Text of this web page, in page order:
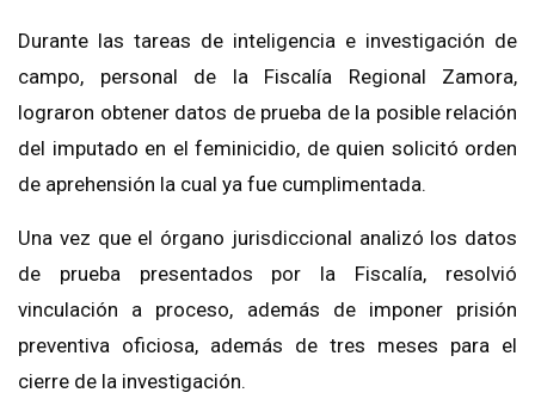
Durante las tareas de inteligencia e investigación de
campo, personal de la Fiscalía Regional Zamora,
lograron obtener datos de prueba de la posible relación
del imputado en el feminicidio, de quien solicitó orden
de aprehensión la cual ya fue cumplimentada.
Una vez que el órgano jurisdiccional analizó los datos
de prueba presentados por la Fiscalía, resolvió
vinculación a proceso, además de imponer prisión
preventiva oficiosa, además de tres meses para el
cierre de la investigación.